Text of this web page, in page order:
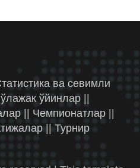
ва севимли
ўйинлар ||
|| Чемпионатлар ||
|| Турнир